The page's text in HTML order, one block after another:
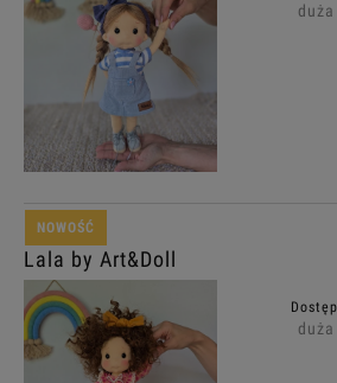
Lala by Art&Doll
NOWOŚĆ